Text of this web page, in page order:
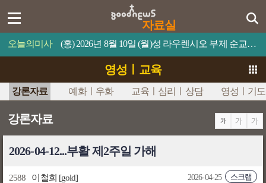
자료실
오늘의미사 (홍) 2026년 8월 10일 (월)성 라우렌시오 부제 순교자 축일누구든지 나를 섬기면 아버지께서 그를 존중해 주실 것이다.
영성ㅣ교육
강론자료 예화ㅣ우화 교육ㅣ심리ㅣ상담 영성ㅣ기
강론자료
2026-04-12...부활 제2주일 가해
2588 이철희 [gold] 스크랩
2026-04-25